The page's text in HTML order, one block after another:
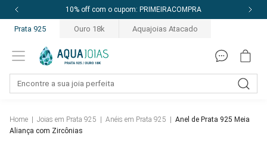
10% off com o cupom: PRIMEIRACOMPRA
Prata 925 Ouro 18k Aquajoias Atacado
Home Joias em Prata 925 Anéis em Prata 925
Anel de Prata 925 Meia
Aliança com Zircônias